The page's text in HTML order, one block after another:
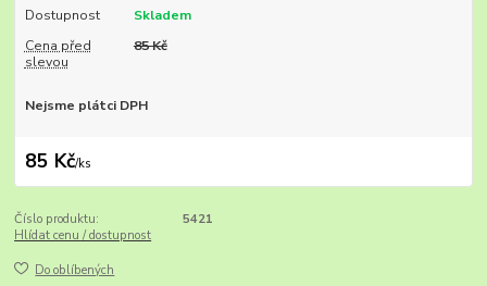
Dostupnost
Skladem
Cena před
slevou
85 Kč
Nejsme plátci DPH
85 Kč/ks
Číslo produktu:
5421
Hlídat cenu / dostupnost
Do oblíbených